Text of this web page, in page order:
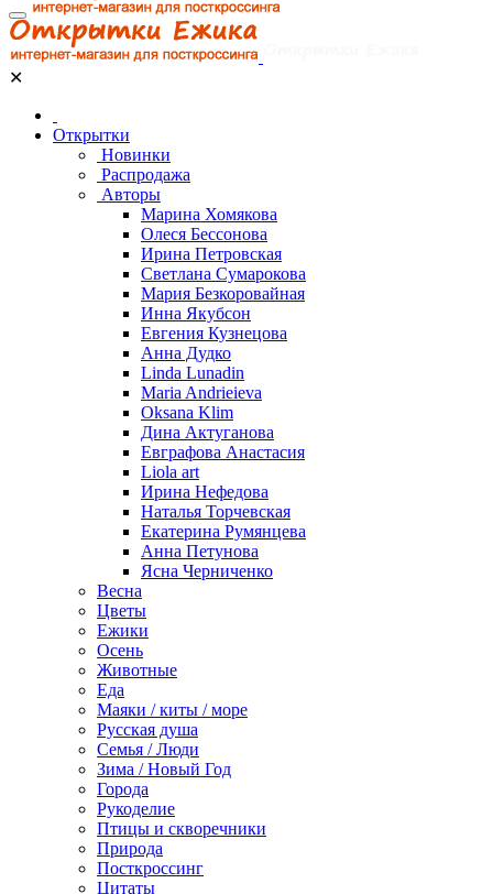
✕
Открытки
Новинки
Распродажа
Авторы
Марина Хомякова
Олеся Бессонова
Ирина Петровская
Светлана Сумарокова
Мария Безкоровайная
Инна Якубсон
Евгения Кузнецова
Анна Дудко
Linda Lunadin
Maria Andrieieva
Oksana Klim
Дина Актуганова
Евграфова Анастасия
Liola art
Ирина Нефедова
Наталья Торчевская
Екатерина Румянцева
Анна Петунова
Ясна Черниченко
Весна
Цветы
Ежики
Осень
Животные
Еда
Маяки / киты / море
Русская душа
Семья / Люди
Зима / Новый Год
Города
Рукоделие
Птицы и скворечники
Природа
Посткроссинг
Цитаты